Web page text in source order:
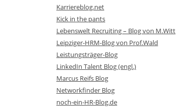
Karriereblog.net
Kick in the pants
Lebenswelt Recruiting – Blog von M.Witt
Leipziger-HRM-Blog von Prof.Wald
Leistungsträger-Blog
LinkedIn Talent Blog (engl.)
Marcus Reifs Blog
Networkfinder Blog
noch-ein-HR-Blog.de